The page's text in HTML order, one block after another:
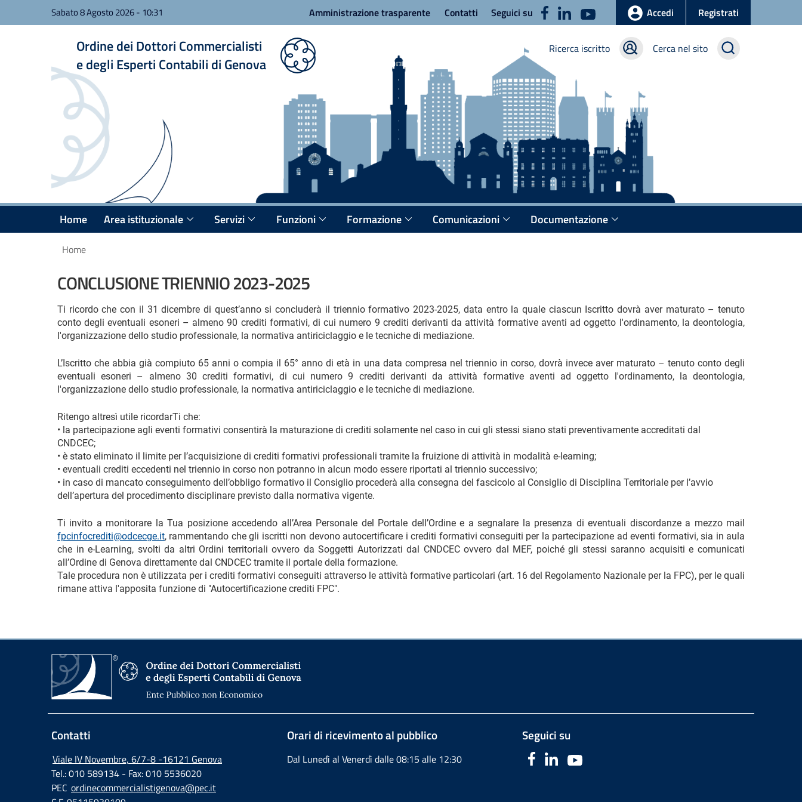
Sabato 8 Agosto 2026- 10:31 Amministrazione trasparente Contatti Seguici su Accedi Registrati
Ordine dei Dottori Commercialisti
e degli Esperti Contabili di Genova
Ricerca iscritto Cerca nel sito
Home Area istituzionale Servizi Funzioni Formazione Comunicazioni Documentazione
Home
CONCLUSIONE TRIENNIO 2023-2025
Ti ricordo che con il 31 dicembre di quest’anno si concluderà il triennio formativo 2023-2025, data entro la quale ciascun Iscritto dovrà aver maturato – tenuto
conto degli eventuali esoneri – almeno 90 crediti formativi, di cui numero 9 crediti derivanti da attività formative aventi ad oggetto l'ordinamento, la deontologia,
l'organizzazione dello studio professionale, la normativa antiriciclaggio e le tecniche di mediazione.
L’Iscritto che abbia già compiuto 65 anni o compia il 65° anno di età in una data compresa nel triennio in corso, dovrà invece aver maturato – tenuto conto degli
eventuali esoneri – almeno 30 crediti formativi, di cui numero 9 crediti derivanti da attività formative aventi ad oggetto l'ordinamento, la deontologia,
l'organizzazione dello studio professionale, la normativa antiriciclaggio e le tecniche di mediazione.
Ritengo altresì utile ricordarTi che:
• la partecipazione agli eventi formativi consentirà la maturazione di crediti solamente nel caso in cui gli stessi siano stati preventivamente accreditati dal
CNDCEC;
• è stato eliminato il limite per l’acquisizione di crediti formativi professionali tramite la fruizione di attività in modalità e-learning;
• eventuali crediti eccedenti nel triennio in corso non potranno in alcun modo essere riportati al triennio successivo;
• in caso di mancato conseguimento dell’obbligo formativo il Consiglio procederà alla consegna del fascicolo al Consiglio di Disciplina Territoriale per l’avvio
dell’apertura del procedimento disciplinare previsto dalla normativa vigente.
Ti invito a monitorare la Tua posizione accedendo all’Area Personale del Portale dell’Ordine e a segnalare la presenza di eventuali discordanze a mezzo mail
fpcinfocrediti@odcecge.it, rammentando che gli iscritti non devono autocertificare i crediti formativi conseguiti per la partecipazione ad eventi formativi, sia in aula
che in e-Learning, svolti da altri Ordini territoriali ovvero da Soggetti Autorizzati dal CNDCEC ovvero dal MEF, poiché gli stessi saranno acquisiti e comunicati
all’Ordine di Genova direttamente dal CNDCEC tramite il portale della formazione.
Tale procedura non è utilizzata per i crediti formativi conseguiti attraverso le attività formative particolari (art. 16 del Regolamento Nazionale per la FPC), per le quali
rimane attiva l'apposita funzione di "Autocertificazione crediti FPC".
Contatti
Viale IV Novembre, 6/7-8 -16121 Genova
Tel.: 010 589134 - Fax: 010 5536020
PEC ordinecommercialistigenova@pec.it
Orari di ricevimento al pubblico
Dal Lunedì al Venerdì dalle 08:15 alle 12:30
Seguici su